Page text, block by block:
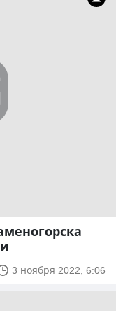
3 ноября 2022, 6:06